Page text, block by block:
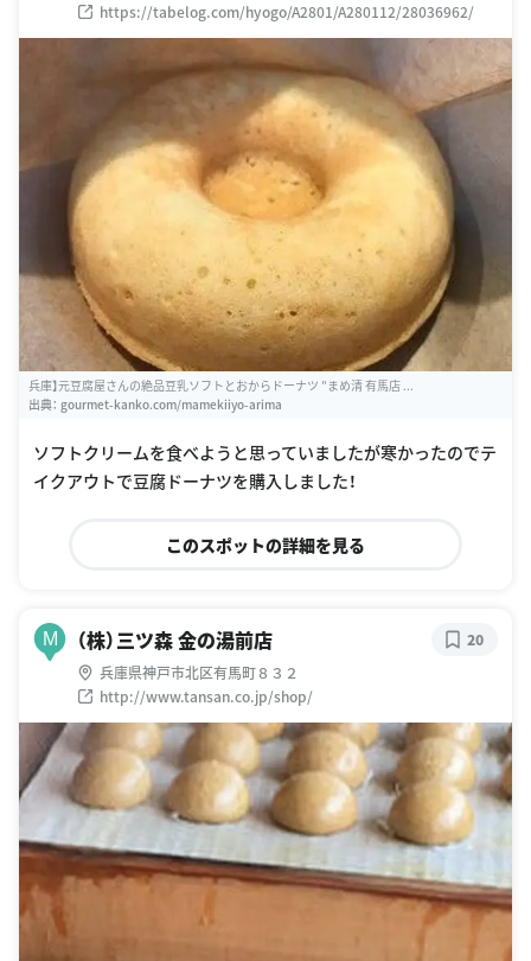
https://tabelog.com/hyogo/A2801/A280112/28036962/
兵庫】元豆腐屋さんの絶品豆乳ソフトとおからドーナツ "まめ清 有馬店 ...
出典： gourmet-kanko.com/mamekiiyo-arima
ソフトクリームを食べようと思っていましたが寒かったのでテ
イクアウトで豆腐ドーナツを購入しました！
このスポットの詳細を見る
M （株）三ツ森 金の湯前店
兵庫県神戸市北区有馬町８３２
http://www.tansan.co.jp/shop/
20